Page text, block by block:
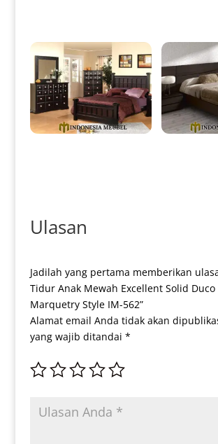
Ulasan
Jadilah yang pertama memberikan
Tidur Anak Mewah Excellent Solid Duco
Marquetry Style IM-562”
Alamat email Anda tidak akan
yang wajib ditandai *